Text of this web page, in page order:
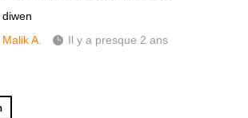
Malik A. Il y a presque 2 ans